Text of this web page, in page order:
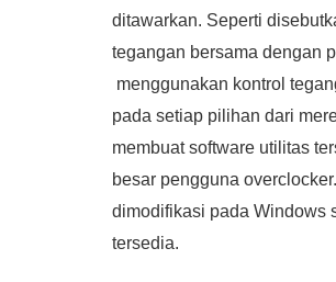
ditawarkan. Seperti
tegangan bersama dengan
menggunakan kontrol
pada setiap pilihan dari
membuat software utilitas
besar pengguna
dimodifikasi pada Windows
tersedia.